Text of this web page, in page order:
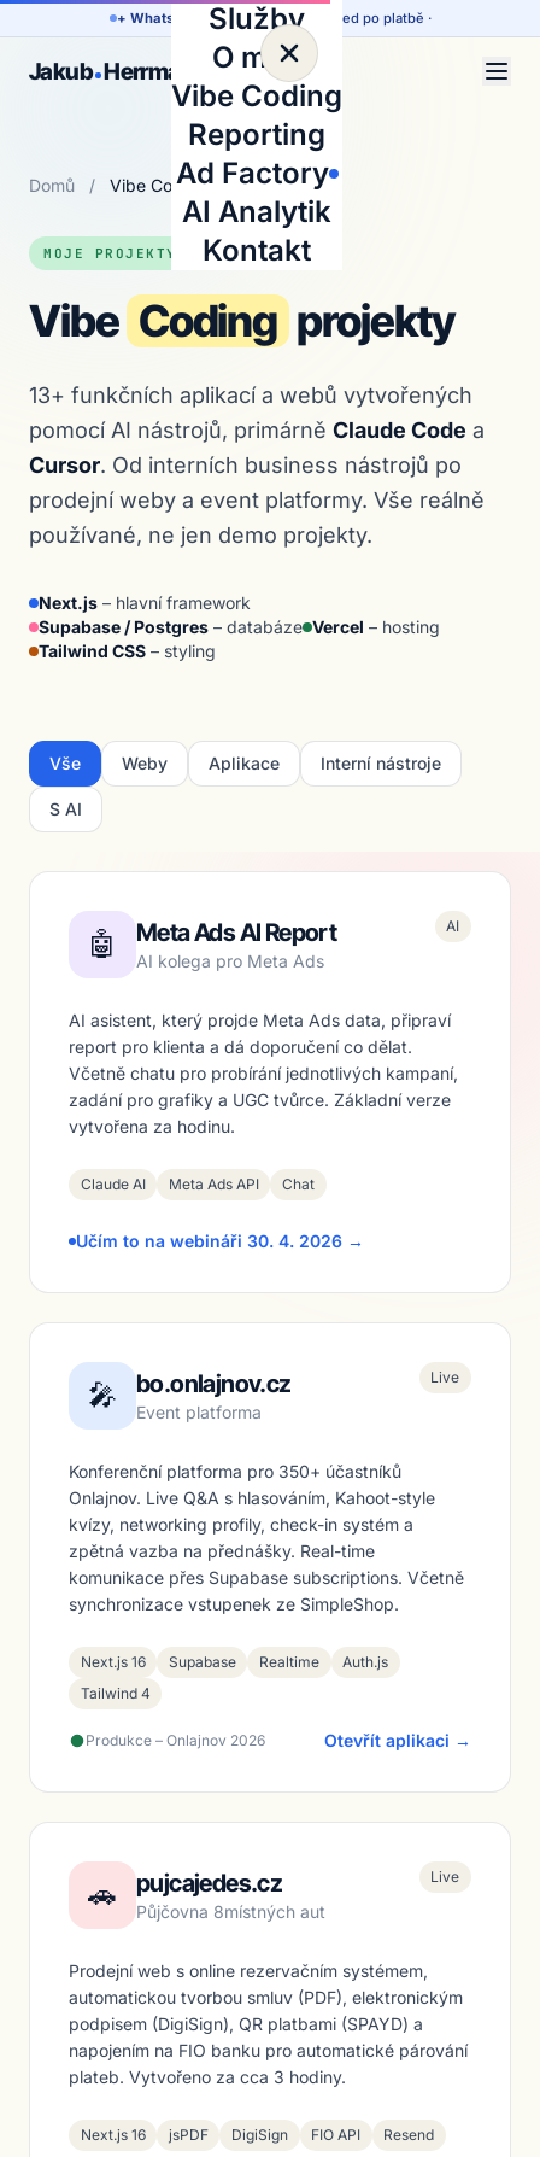
+ WhatsApp komunita·přístup hned po platbě ·
Jakub Herrmann
Služby
O mně
Vibe Coding
Reporting
Ad Factory
AI Analytik
Kontakt
Domů / Vibe Coding projekty
MOJE PROJEKTY
Vibe Coding projekty
13+ funkčních aplikací a webů vytvořených
pomocí AI nástrojů, primárně Claude Code a
Cursor. Od interních business nástrojů po
prodejní weby a event platformy. Vše reálně
používané, ne jen demo projekty.
Next.js – hlavní framework
Supabase / Postgres – databáze Vercel – hosting
Tailwind CSS – styling
Vše Weby Aplikace Interní nástroje
S AI
🤖 Meta Ads AI Report
AI kolega pro Meta Ads
AI
AI asistent, který projde Meta Ads data, připraví
report pro klienta a dá doporučení co dělat.
Včetně chatu pro probírání jednotlivých kampaní,
zadání pro grafiky a UGC tvůrce. Základní verze
vytvořena za hodinu.
Claude AI Meta Ads API Chat
Učím to na webináři 30. 4. 2026 →
🎤 bo.onlajnov.cz
Event platforma
Live
Konferenční platforma pro 350+ účastníků
Onlajnov. Live Q&A s hlasováním, Kahoot-style
kvízy, networking profily, check-in systém a
zpětná vazba na přednášky. Real-time
komunikace přes Supabase subscriptions. Včetně
synchronizace vstupenek ze SimpleShop.
Next.js 16 Supabase Realtime
Auth.js
Tailwind 4
Produkce – Onlajnov 2026 Otevřít aplikaci →
🚗 pujcajedes.cz
Půjčovna 8místných aut
Live
Prodejní web s online rezervačním systémem,
automatickou tvorbou smluv (PDF), elektronickým
podpisem (DigiSign), QR platbami (SPAYD) a
napojením na FIO banku pro automatické párování
plateb. Vytvořeno za cca 3 hodiny.
Next.js 16 jsPDF DigiSign FIO API Resend